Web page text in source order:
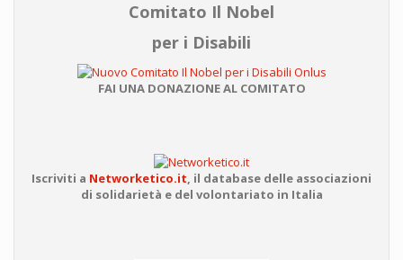
Comitato Il Nobel
per i Disabili
FAI UNA DONAZIONE AL COMITATO
Iscriviti a Networketico.it, il database delle associazioni
di solidarietà e del volontariato in Italia